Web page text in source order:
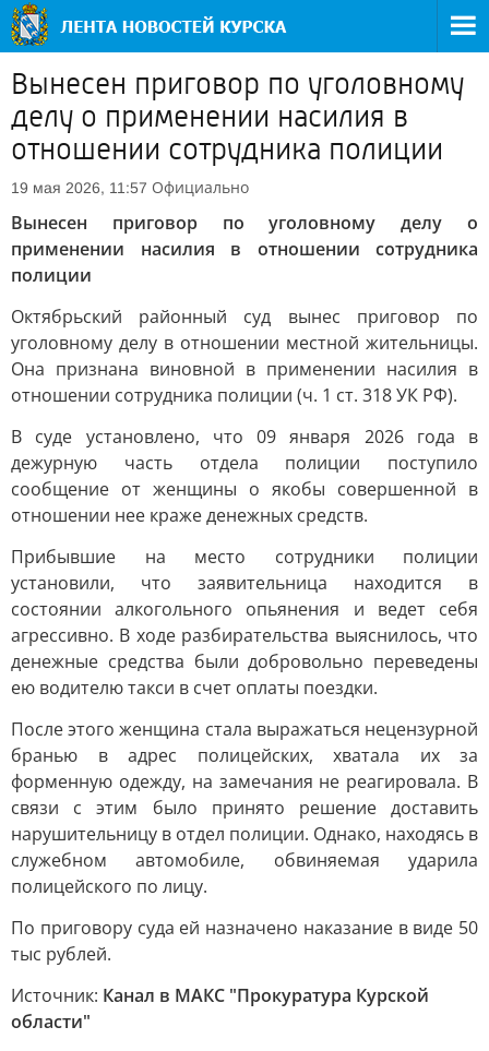
Вынесен приговор по уголовному
делу о применении насилия в
отношении сотрудника полиции
19 мая 2026, 11:57 Официально
Вынесен приговор по уголовному делу о
применении насилия в отношении сотрудника
полиции
Октябрьский районный суд вынес приговор по
уголовному делу в отношении местной жительницы.
Она признана виновной в применении насилия в
отношении сотрудника полиции (ч. 1 ст. 318 УК РФ).
В суде установлено, что 09 января 2026 года в
дежурную часть отдела полиции поступило
сообщение от женщины о якобы совершенной в
отношении нее краже денежных средств.
Прибывшие на место сотрудники полиции
установили, что заявительница находится в
состоянии алкогольного опьянения и ведет себя
агрессивно. В ходе разбирательства выяснилось, что
денежные средства были добровольно переведены
ею водителю такси в счет оплаты поездки.
После этого женщина стала выражаться нецензурной
бранью в адрес полицейских, хватала их за
форменную одежду, на замечания не реагировала. В
связи с этим было принято решение доставить
нарушительницу в отдел полиции. Однако, находясь в
служебном автомобиле, обвиняемая ударила
полицейского по лицу.
По приговору суда ей назначено наказание в виде 50
тыс рублей.
Источник: Канал в МАКС "Прокуратура Курской
области"